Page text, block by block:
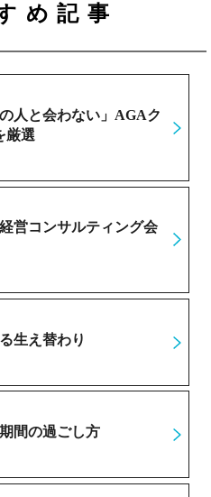
め記事
人と会わない」AGAク
厳選
営コンサルティング会
生え替わり
間の過ごし方